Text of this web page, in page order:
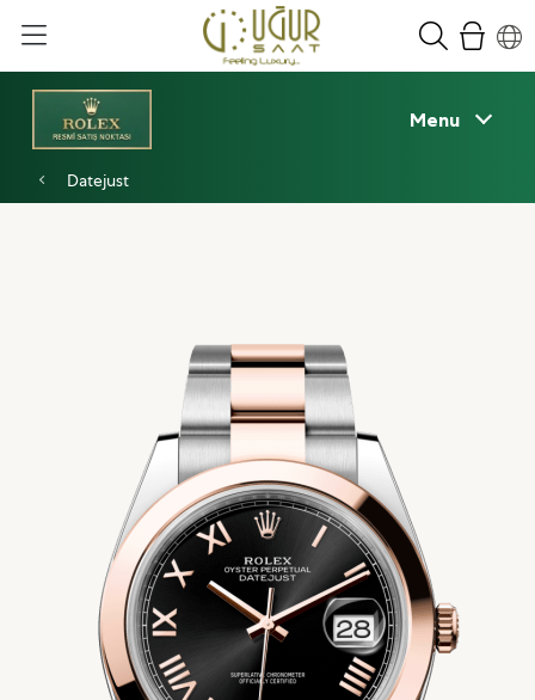
Menu
Datejust